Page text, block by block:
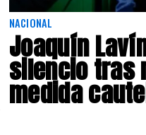
NACIONAL
Joaquín
silencio tras
medida